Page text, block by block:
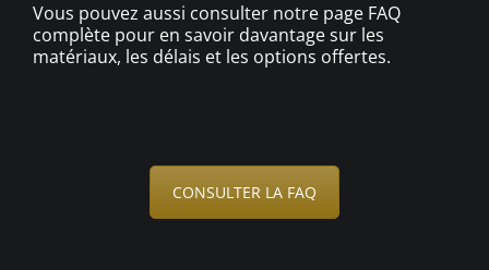
Vous pouvez aussi consulter notre page FAQ
complète pour en savoir davantage sur les
matériaux, les délais et les options offertes.
CONSULTER LA FAQ